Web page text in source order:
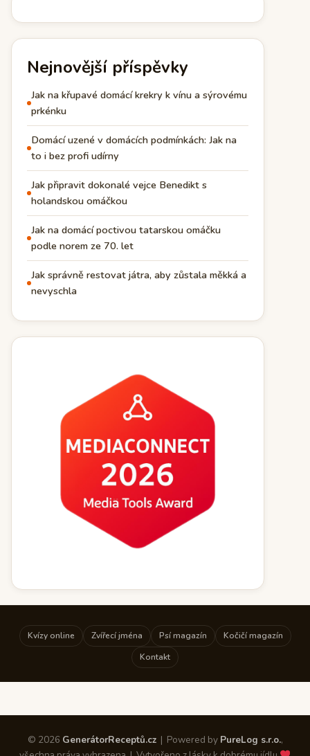
Nejnovější příspěvky
Jak na křupavé domácí krekry k vínu a sýrovému
prkénku
Domácí uzené v domácích podmínkách: Jak na
to i bez profi udírny
Jak připravit dokonalé vejce Benedikt s
holandskou omáčkou
Jak na domácí poctivou tatarskou omáčku
podle norem ze 70. let
Jak správně restovat játra, aby zůstala měkká a
nevyschla
Kvízy online Zvířecí jména Psí magazín
Kočičí magazín
Kontakt
© 2026 GenerátorReceptů.cz| Powered by PureLog s.r.o.,